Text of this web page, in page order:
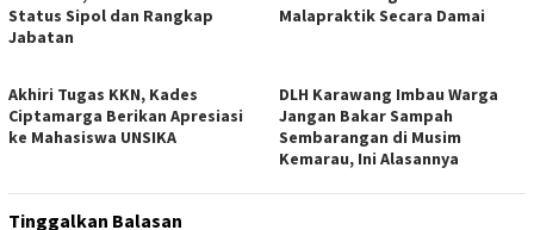
Status Sipol dan Rangkap
Jabatan
Malapraktik Secara Damai
Akhiri Tugas KKN, Kades
Ciptamarga Berikan Apresiasi
ke Mahasiswa UNSIKA
DLH Karawang Imbau Warga
Jangan Bakar Sampah
Sembarangan di Musim
Kemarau, Ini Alasannya
Tinggalkan Balasan